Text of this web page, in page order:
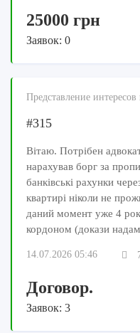
25000 грн
Заявок: 0
Представление интересов
#315
Вітаю. Потрібен
нарахував борг за
банківські рахунки
квартирі ніколи не
даний момент уже 4
кордоном (докази
14.07.2026 05:46
Договор.
Заявок: 3